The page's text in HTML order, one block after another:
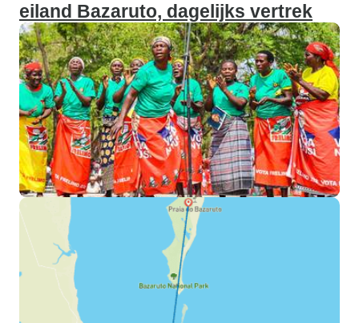
eiland Bazaruto, dagelijks vertrek